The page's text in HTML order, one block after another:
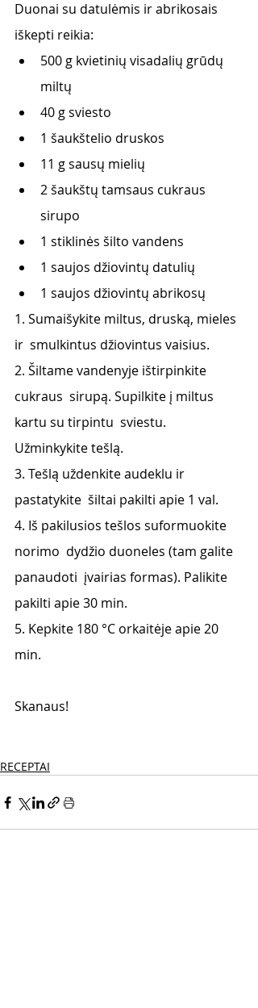
Duonai su datulėmis ir abrikosais
iškepti reikia:
500 g kvietinių visadalių grūdų
miltų
40 g sviesto
1 šaukštelio druskos
11 g sausų mielių
2 šaukštų tamsaus cukraus
sirupo
1 stiklinės šilto vandens
1 saujos džiovintų datulių
1 saujos džiovintų abrikosų
1. Sumaišykite miltus, druską, mieles
ir  smulkintus džiovintus vaisius.
2. Šiltame vandenyje ištirpinkite
cukraus  sirupą. Supilkite į miltus
kartu su tirpintu  sviestu.
Užminkykite tešlą.
3. Tešlą uždenkite audeklu ir
pastatykite  šiltai pakilti apie 1 val.
4. Iš pakilusios tešlos suformuokite
norimo  dydžio duoneles (tam galite
panaudoti  įvairias formas). Palikite
pakilti apie 30 min.
5. Kepkite 180 °C orkaitėje apie 20
min.
Skanaus!
RECEPTAI